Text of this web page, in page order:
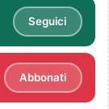
Seguici
Abbonati